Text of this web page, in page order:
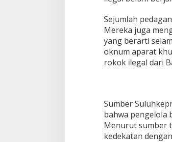
p
i
:
D
u
g
a
e
o
r
a
Sejumlah
Mereka juga
yang berarti
oknum aparat
rokok ilegal dari
Sumber
bahwa pengelola
Menurut sumber
kedekatan